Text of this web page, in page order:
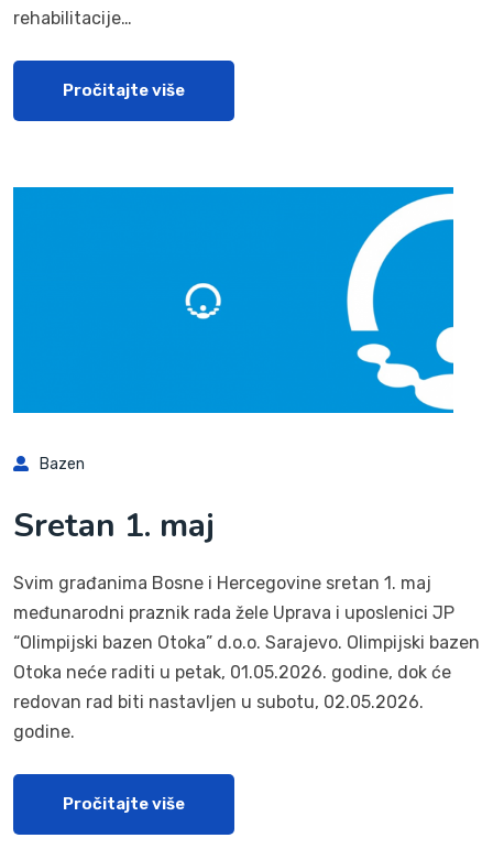
rehabilitacije…
Pročitajte više
Bazen
Sretan 1. maj
Svim građanima Bosne i Hercegovine sretan 1. maj
međunarodni praznik rada žele Uprava i uposlenici JP
“Olimpijski bazen Otoka” d.o.o. Sarajevo. Olimpijski bazen
Otoka neće raditi u petak, 01.05.2026. godine, dok će
redovan rad biti nastavljen u subotu, 02.05.2026.
godine.
Pročitajte više